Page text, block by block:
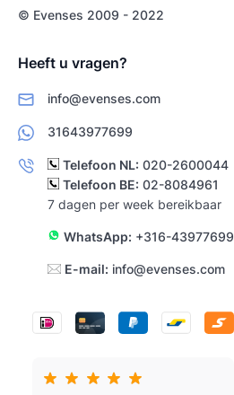
© Evenses 2009 - 2022
Heeft u vragen?
info@evenses.com
31643977699
Telefoon NL: 020-2600044
Telefoon BE: 02-8084961
7 dagen per week bereikbaar
WhatsApp: +316-43977699
E-mail: info@evenses.com